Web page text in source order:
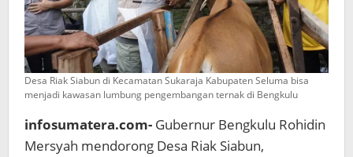
Desa Riak Siabun di Kecamatan Sukaraja Kabupaten Seluma bisa
menjadi kawasan lumbung pengembangan ternak di Bengkulu
infosumatera.com- Gubernur Bengkulu Rohidin
Mersyah mendorong Desa Riak Siabun,